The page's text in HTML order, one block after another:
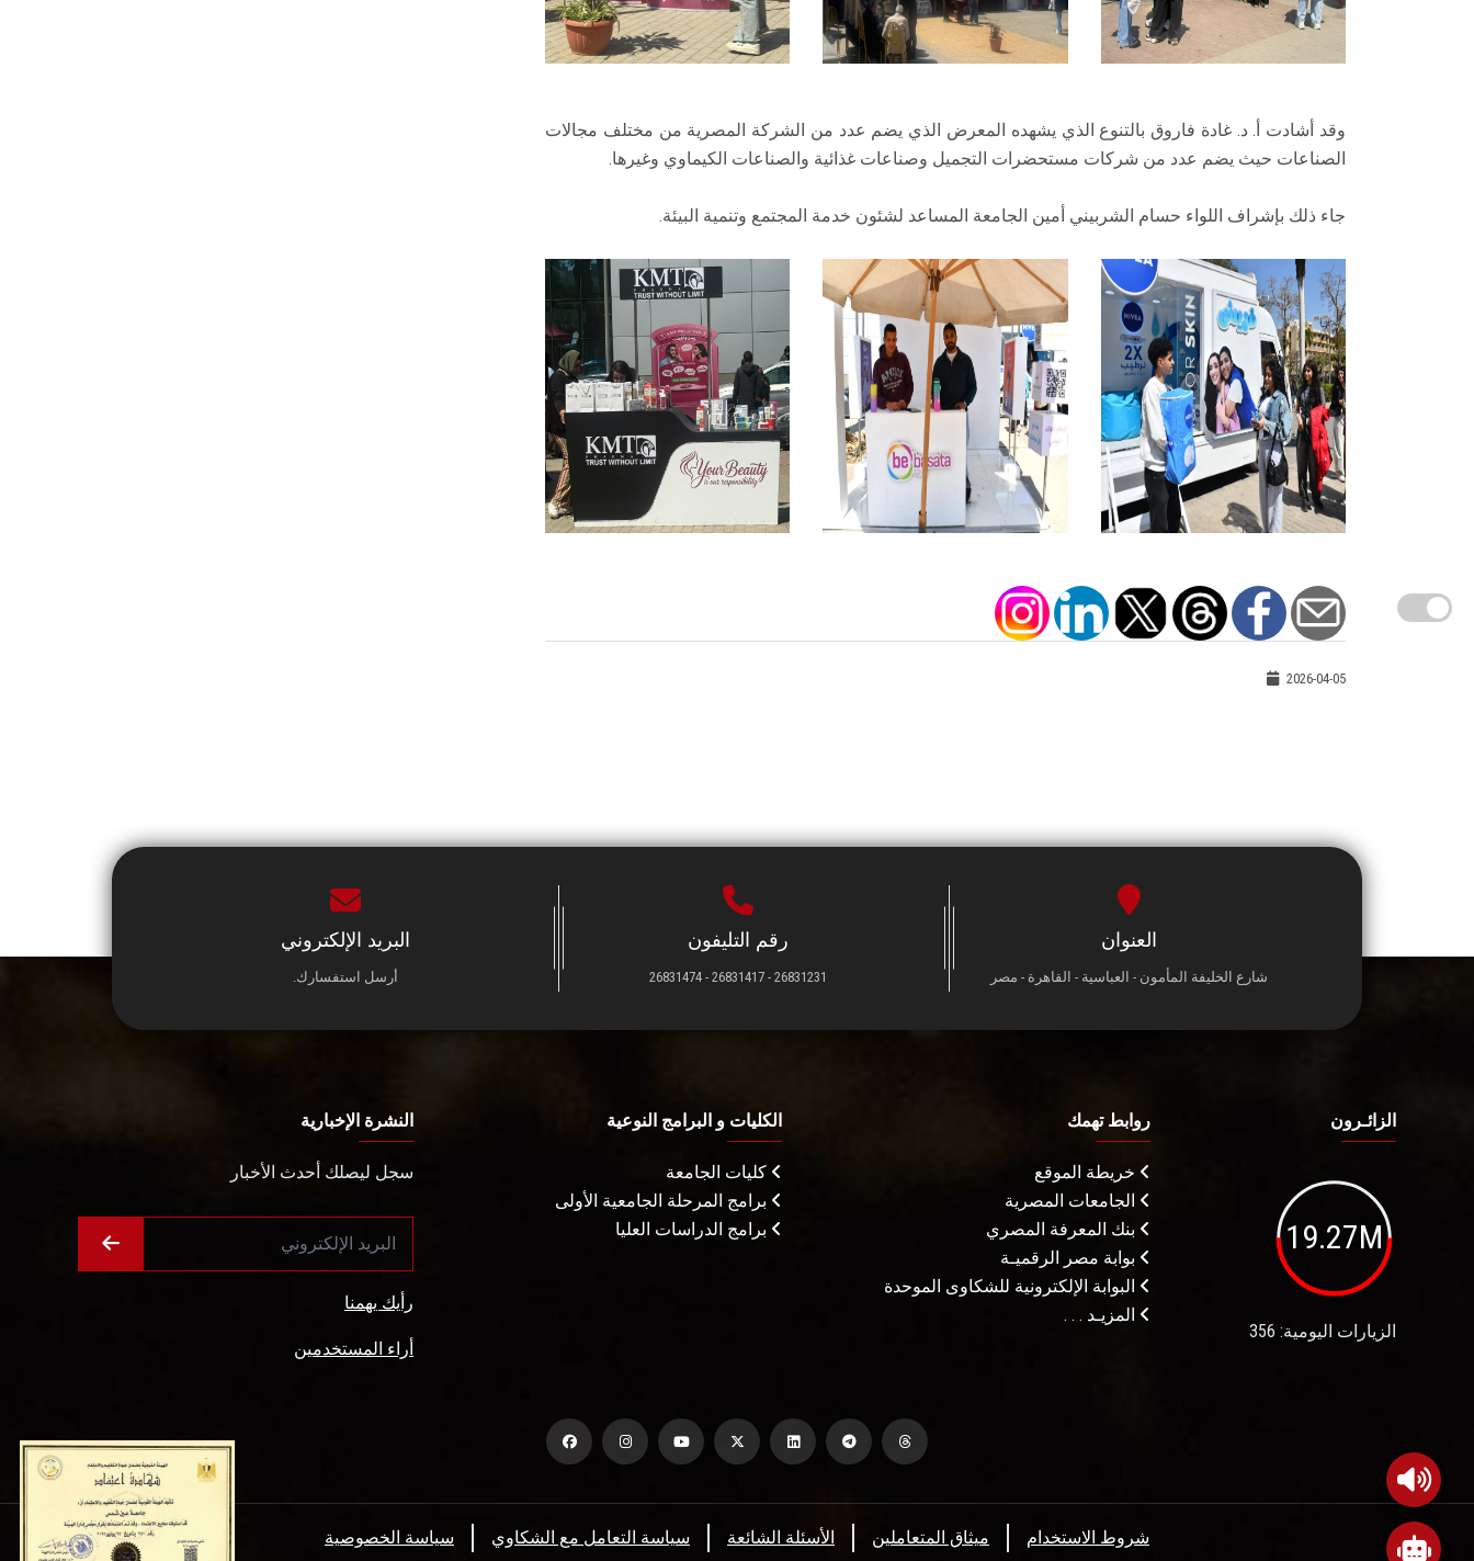
وقد أشادت أ. د. غادة فاروق بالتنوع الذي يشهده المعرض الذي يضم عدد من الشركة المصرية من مختلف مجالات
الصناعات حيث يضم عدد من شركات مستحضرات التجميل وصناعات غذائية والصناعات الكيماوي وغيرها.
جاء ذلك بإشراف اللواء حسام الشربيني أمين الجامعة المساعد لشئون خدمة المجتمع وتنمية البيئة.
2026-04-05
العنوان
شارع الخليفة المأمون - العباسية - القاهرة - مصر
رقم التليفون
26831231 - 26831417 - 26831474
البريد الإلكتروني
أرسل استفسارك.
الزائـرون
19.27M
الزيارات اليومية: 356
روابط تهمك
خريطة الموقع
الجامعات المصرية
بنك المعرفة المصري
بوابة مصر الرقميـة
البوابة الإلكترونية للشكاوى الموحدة
المزيـد . . .
الكليات و البرامج النوعية
كليات الجامعة
برامج المرحلة الجامعية الأولى
برامج الدراسات العليا
النشرة الإخبارية
سجل ليصلك أحدث الأخبار
رأيك يهمنا
أراء المستخدمين
سياسة الخصوصية سياسة التعامل مع الشكاوي الأسئلة الشائعة ميثاق المتعاملين شروط الاستخدام